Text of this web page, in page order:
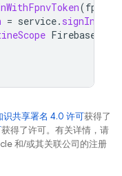
(
= service.
Firebase
识共享署名 4.0 许可获得了
获得了许可。有关详情，请
和/或其关联公司的注册